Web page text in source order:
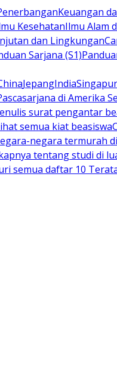
Keuangan
KesehatanIlmu Alam
dan Lingkungan
Sarjana (S1)
JepangIndia
di Amerika
surat pengantar
semua kiat beasiswa
negara termurah
tentang studi di
semua daftar 10